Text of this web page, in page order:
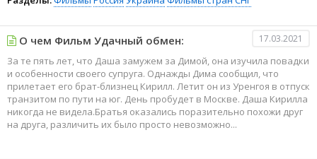
О чем Фильм Удачный обмен: 17.03.2021
За те пять лет, что Даша замужем за Димой, она изучила повадки
и особенности своего супруга. Однажды Дима сообщил, что
прилетает его брат-близнец Кирилл. Летит он из Уренгоя в отпуск
транзитом по пути на юг. День пробудет в Москве. Даша Кирилла
никогда не видела.Братья оказались поразительно похожи друг
на друга, различить их было просто невозможно...